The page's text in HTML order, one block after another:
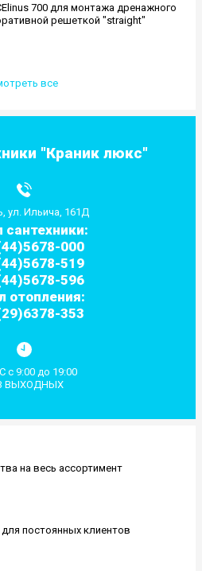
"Краник люкс"
ул. Ильича, 161Д
сантехники:
000
519
596
отопления:
353
с 9:00 до 19:00
ВЫХОДНЫХ
700 для монтажа дренажного
решеткой "straight"
все
на весь ассортимент
постоянных клиентов